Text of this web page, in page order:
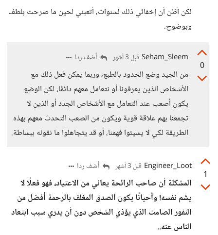
لكن أظن أن إخفائي ذلك لسنوات، أتعبني لحين ما صرحت بلطف
وبوضوح.
0
Seham_Sleem قبل 3 أشهر أضف ردا
من الجيد وضع الحدود بالطبع، وربما يمكن فعل ذلك مع
الأشخاص الذين يعرفونا أو نتعامل معهم دائمًا، لكن الوضع
يكون أصعب عند التعامل مع الأشخاص الجدد أو الذين لا
تجمعنا بهم علاقة قوية ويكون من الصعب التحدث معهم بهذه
الطريقة لكي لا يسيئوا فهمنا، أو قد يتجاهلوا ما نقوله ببساطة.
1
Engineer_Loot قبل 3 أشهر أضف ردا
المشكلة أن صاحب الرائحة يعاني من الاعتياد، فهو فعلًا لا
يشم نفسه! وأحيانًا يكون الصدق المغلف بالرحمة أفضل من
النفور الصامت الذي يؤذي الشخص دون أن يدري سبب ابتعاد
الناس عنه..